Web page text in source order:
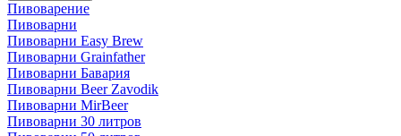
Пивоварение
Пивоварни
Пивоварни Easy Brew
Пивоварни Grainfather
Пивоварни Бавария
Пивоварни Beer Zavodik
Пивоварни MirBeer
Пивоварни 30 литров